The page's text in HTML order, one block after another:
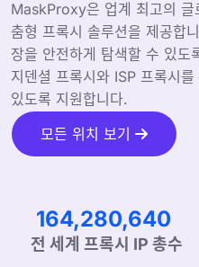
MaskProxy은 업계 최고의 글
춤형 프록시 솔루션을 제공합
장을 안전하게 탐색할 수 있도
지덴셜 프록시와 ISP 프록시
있도록 지원합니다.
모든 위치 보기
262,788,959
전 세계 프록시 IP 총수